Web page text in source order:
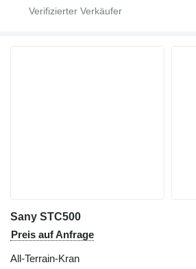
Sany STC500
Preis auf Anfrage
All-Terrain-Kran